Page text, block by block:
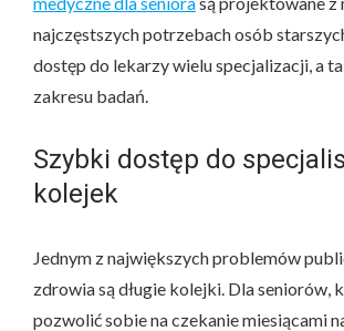
najczęstszych potrzebach osób
dostęp do lekarzy wielu specjalizacji, a
zakresu badań.
Szybki dostęp do
kolejek
Jednym z największych problemów
zdrowia są długie kolejki. Dla seniorów,
pozwolić sobie na czekanie miesiącami